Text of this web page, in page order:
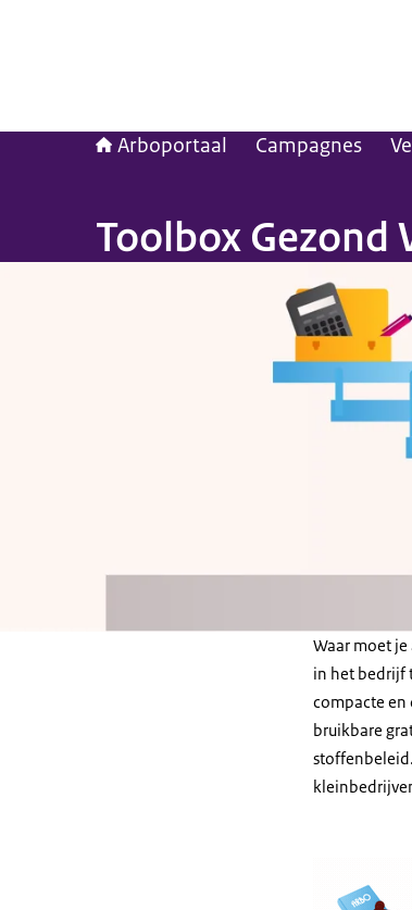
Arboportaal Campagnes
Toolbox Gezond
Waar moet
in het bedrijf
compacte en
bruikbare